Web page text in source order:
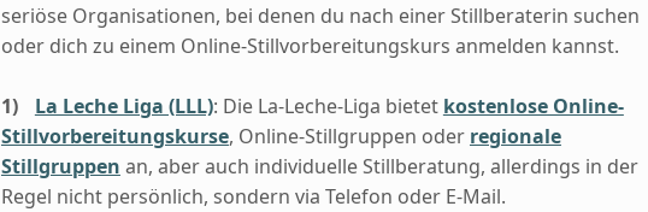
seriöse Organisationen, bei denen du nach einer Stillberaterin suchen
oder dich zu einem Online-Stillvorbereitungskurs anmelden kannst.
La Leche Liga (LLL): Die La-Leche-Liga bietet kostenlose Online-
Stillvorbereitungskurse, Online-Stillgruppen oder regionale
Stillgruppen an, aber auch individuelle Stillberatung, allerdings in der
Regel nicht persönlich, sondern via Telefon oder E-Mail.